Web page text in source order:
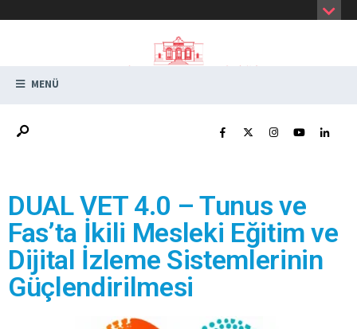
MENÜ
DUAL VET 4.0 – Tunus ve
Fas’ta İkili Mesleki Eğitim ve
Dijital İzleme Sistemlerinin
Güçlendirilmesi